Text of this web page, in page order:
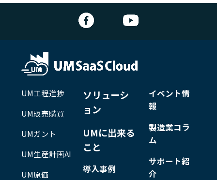
UM工程進捗
UM販売購買
UMガント
UM生産計画AI
UM原価
ソリューシ
ョン
UMに出来る
こと
導入事例
イベント情
報
製造業コラ
ム
サポート紹
介